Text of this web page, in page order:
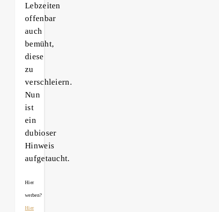
Lebzeiten
offenbar
auch
bemüht,
diese
zu
verschleiern.
Nun
ist
ein
dubioser
Hinweis
aufgetaucht.
Hier
werben?
Hier